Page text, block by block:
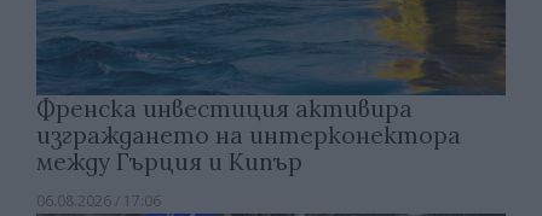
Френска инвестиция активира
изграждането на интерконектора
между Гърция и Кипър
06.08.2026 / 17:06